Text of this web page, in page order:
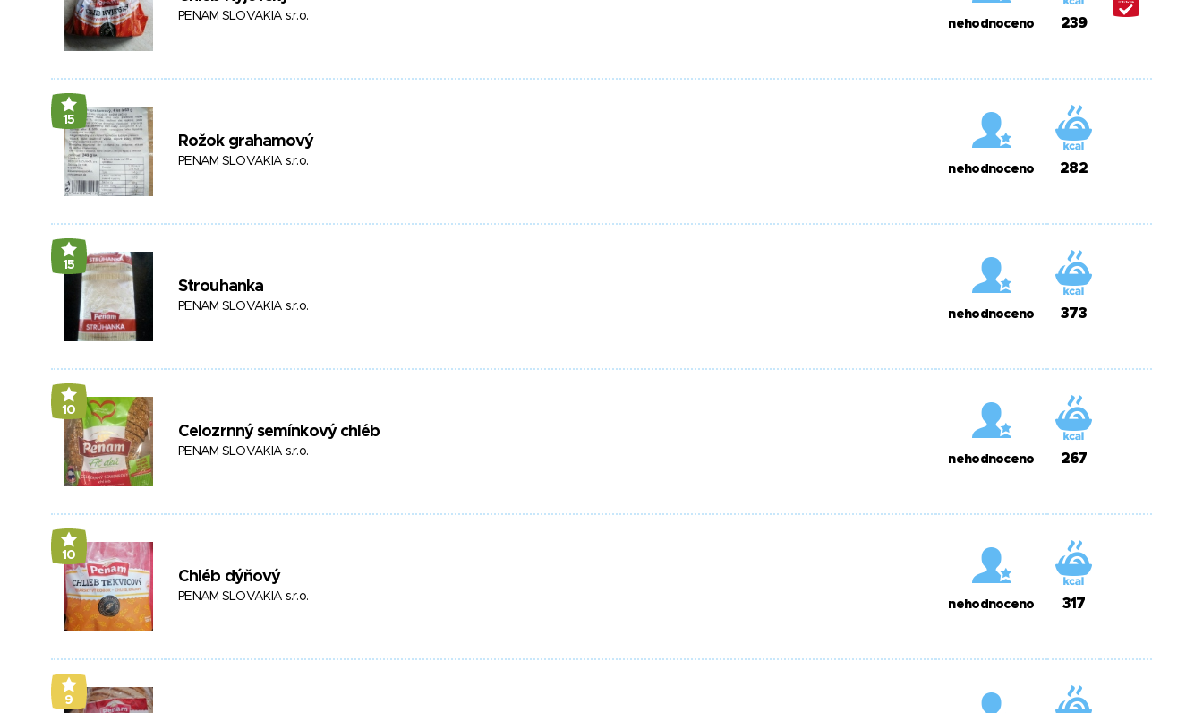
PENAM SLOVAKIA s.r.o.
nehodnoceno 239
15
Rožok grahamový
PENAM SLOVAKIA s.r.o.
nehodnoceno 282
15
Strouhanka
PENAM SLOVAKIA s.r.o.
nehodnoceno 373
10
Celozrnný semínkový chléb
PENAM SLOVAKIA s.r.o.
nehodnoceno 267
10
Chléb dýňový
PENAM SLOVAKIA s.r.o.
nehodnoceno 317
9